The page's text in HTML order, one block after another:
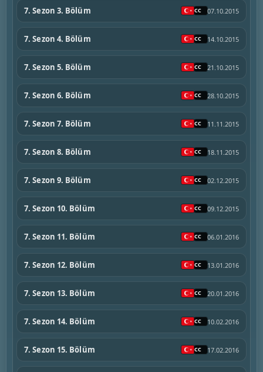
7. Sezon 3. Bölüm 07.10.2015
7. Sezon 4. Bölüm 14.10.2015
7. Sezon 5. Bölüm 21.10.2015
7. Sezon 6. Bölüm 28.10.2015
7. Sezon 7. Bölüm 11.11.2015
7. Sezon 8. Bölüm 18.11.2015
7. Sezon 9. Bölüm 02.12.2015
7. Sezon 10. Bölüm 09.12.2015
7. Sezon 11. Bölüm 06.01.2016
7. Sezon 12. Bölüm 13.01.2016
7. Sezon 13. Bölüm 20.01.2016
7. Sezon 14. Bölüm 10.02.2016
7. Sezon 15. Bölüm 17.02.2016